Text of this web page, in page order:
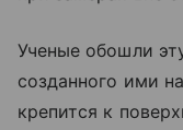
Ученые обошли
созданного ими
крепится к